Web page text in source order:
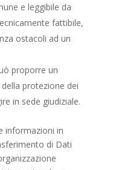
e leggibile da
fattibile,
ostacoli ad un
proporre un
protezione dei
in sede giudiziale.
informazioni in
di Dati